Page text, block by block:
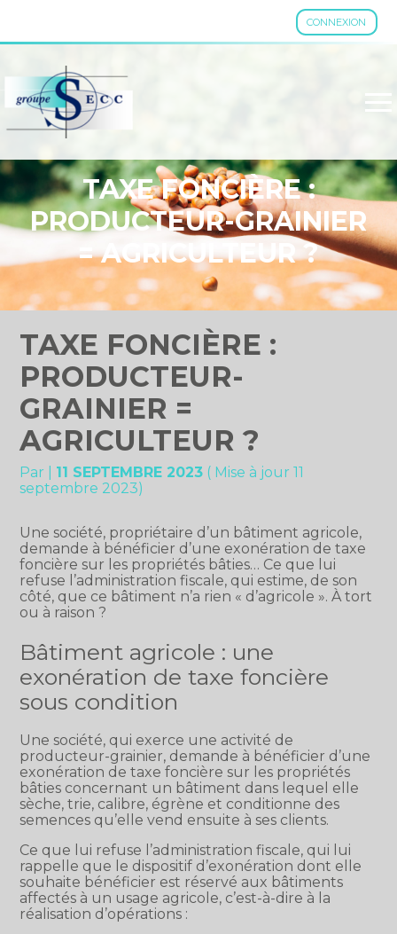
CONNEXION
Aller
TAXE FONCIÈRE :
PRODUCTEUR-GRAINIER
= AGRICULTEUR ?
TAXE FONCIÈRE :
PRODUCTEUR-
GRAINIER =
AGRICULTEUR ?
Par 11 SEPTEMBRE 2023 ( Mise à jour 11
septembre 2023)
Une société, propriétaire d’un bâtiment agricole,
demande à bénéficier d’une exonération de taxe
foncière sur les propriétés bâties… Ce que lui
refuse l’administration fiscale, qui estime, de son
côté, que ce bâtiment n’a rien « d’agricole ». À tort
ou à raison ?
Bâtiment agricole : une
exonération de taxe foncière
sous condition
Une société, qui exerce une activité de
producteur-grainier, demande à bénéficier d’une
exonération de taxe foncière sur les propriétés
bâties concernant un bâtiment dans lequel elle
sèche, trie, calibre, égrène et conditionne des
semences qu’elle vend ensuite à ses clients.
Ce que lui refuse l’administration fiscale, qui lui
rappelle que le dispositif d’exonération dont elle
souhaite bénéficier est réservé aux bâtiments
affectés à un usage agricole, c’est-à-dire à la
réalisation d’opérations :